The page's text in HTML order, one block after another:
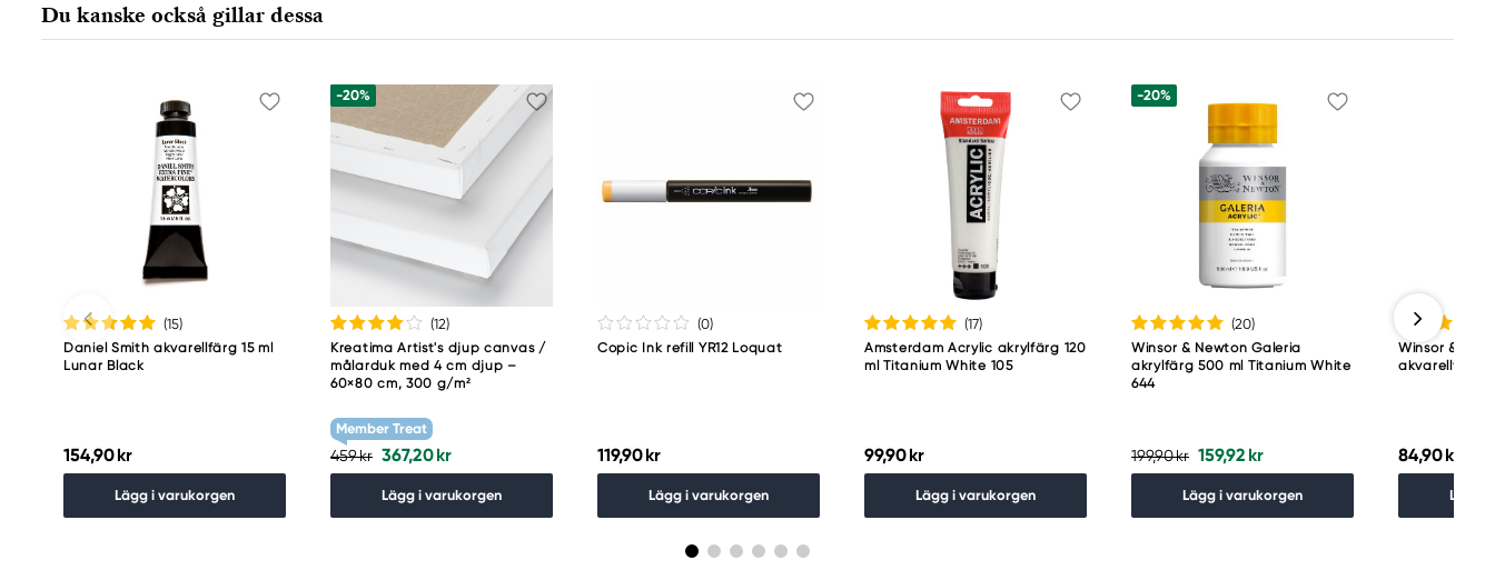
Du kanske också gillar dessa
(15)
Daniel Smith akvarellfärg 15 ml
Lunar Black
154,90 kr
Lägg i varukorgen
-20%
(12)
Kreatima Artist's djup canvas /
målarduk med 4 cm djup –
60×80 cm, 300 g/m²
Member Treat
459 kr 367,20 kr
Lägg i varukorgen
(0)
Copic Ink refill YR12 Loquat
119,90 kr
Lägg i varukorgen
(17)
Amsterdam Acrylic akrylfärg 120
ml Titanium White 105
99,90 kr
Lägg i varukorgen
-20%
(20)
Winsor & Newton Galeria
akrylfärg 500 ml Titanium White
644
199,90 kr 159,92 kr
Lägg i varukorgen
Winsor &
akvarellfärg 5
84,90 kr
Lägg i